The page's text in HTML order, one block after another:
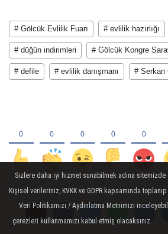
# Gölcük Evlilik Fuarı # evlilik hazırlığı
# düğün indirimleri # Gölcük Kongre
# defile # evlilik danışmanı # Serkan
YORUMLAR
Sizlere daha iyi hizmet sunabilmek adına sitemizde
Kişisel verileriniz, KVKK ve GDPR kapsamında
Veri Politikamızı / Aydınlatma Metnimizi
çerezleri kullanmamızı kabul etmiş olacaksınız.